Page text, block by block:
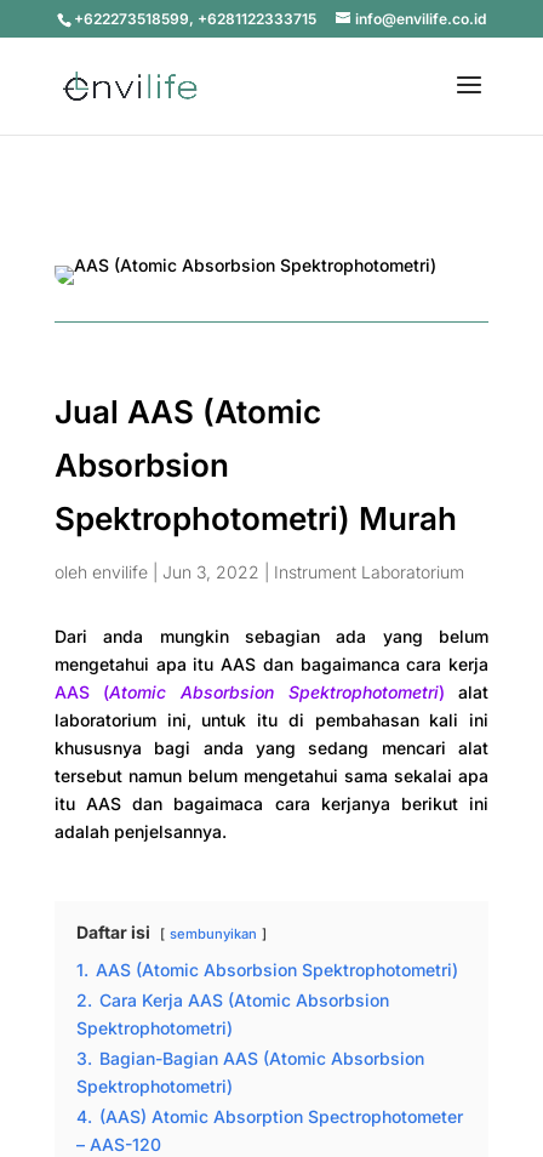
+622273518599, +6281122333715 info@envilife.co.id
Jual AAS (Atomic
Absorbsion
Spektrophotometri) Murah
oleh envilife| Jun 3, 2022 Instrument Laboratorium
Dari anda mungkin sebagian ada yang belum
mengetahui apa itu AAS dan bagaimanca cara kerja
AAS (Atomic Absorbsion Spektrophotometri) alat
laboratorium ini, untuk itu di pembahasan kali ini
khususnya bagi anda yang sedang mencari alat
tersebut namun belum mengetahui sama sekalai apa
itu AAS dan bagaimaca cara kerjanya berikut ini
adalah penjelsannya.
Daftar isi sembunyikan
1. AAS (Atomic Absorbsion Spektrophotometri)
2. Cara Kerja AAS (Atomic Absorbsion
Spektrophotometri)
3. Bagian-Bagian AAS (Atomic Absorbsion
Spektrophotometri)
4. (AAS) Atomic Absorption Spectrophotometer
– AAS-120